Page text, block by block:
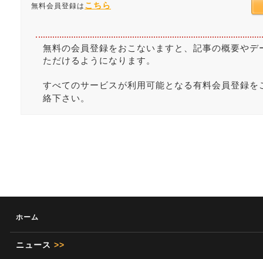
無料会員登録は こちら
無料の会員登録をおこないますと、記事の概要や
ただけるようになります。
すべてのサービスが利用可能となる有料会員登録を
絡下さい。
ホーム
ニュース >>